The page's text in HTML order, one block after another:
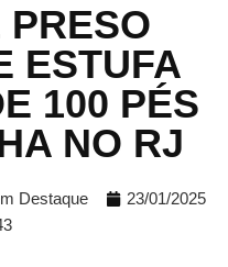
PRESO
ESTUFA
100 PÉS
NO RJ
Destaque
23/01/2025